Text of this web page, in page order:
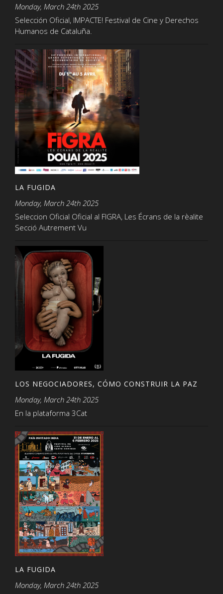
Monday, March 24th 2025
Selección Oficial, IMPACTE! Festival de Cine y Derechos
Humanos de Cataluña.
LA FUGIDA
Monday, March 24th 2025
Seleccion Oficial Oficial al FIGRA, Les Écrans de la rèalite
Secció Autrement Vu
LOS NEGOCIADORES, CÓMO CONSTRUIR LA PAZ
Monday, March 24th 2025
En la plataforma 3Cat
LA FUGIDA
Monday, March 24th 2025